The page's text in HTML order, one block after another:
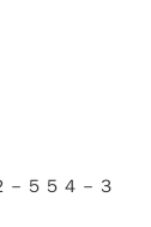
－５５４－３